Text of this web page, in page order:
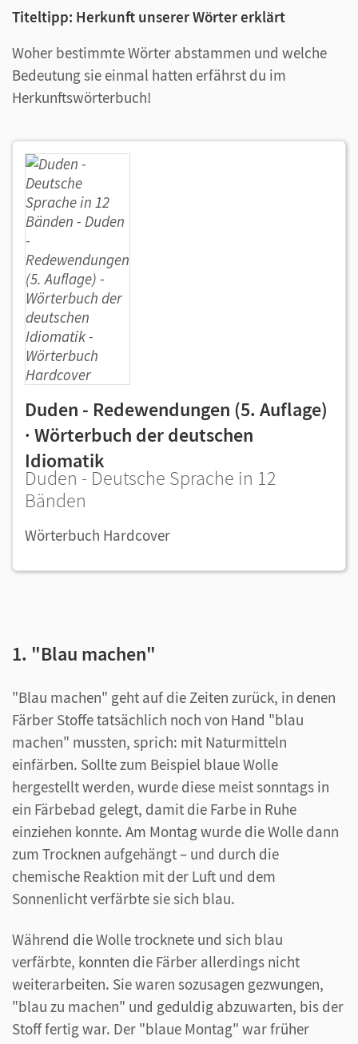
Titeltipp: Herkunft unserer Wörter erklärt
Woher bestimmte Wörter abstammen und welche
Bedeutung sie einmal hatten erfährst du im
Herkunftswörterbuch!
Duden - Redewendungen (5. Auflage)
· Wörterbuch der deutschen
Idiomatik
Duden - Deutsche Sprache in 12
Bänden
Wörterbuch Hardcover
1. "Blau machen"
"Blau machen" geht auf die Zeiten zurück, in denen
Färber Stoffe tatsächlich noch von Hand "blau
machen" mussten, sprich: mit Naturmitteln
einfärben. Sollte zum Beispiel blaue Wolle
hergestellt werden, wurde diese meist sonntags in
ein Färbebad gelegt, damit die Farbe in Ruhe
einziehen konnte. Am Montag wurde die Wolle dann
zum Trocknen aufgehängt – und durch die
chemische Reaktion mit der Luft und dem
Sonnenlicht verfärbte sie sich blau.
Während die Wolle trocknete und sich blau
verfärbte, konnten die Färber allerdings nicht
weiterarbeiten. Sie waren sozusagen gezwungen,
"blau zu machen" und geduldig abzuwarten, bis der
Stoff fertig war. Der "blaue Montag" war früher